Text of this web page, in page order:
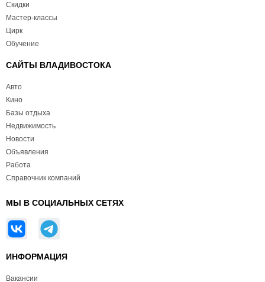
Скидки
Мастер-классы
Цирк
Обучение
САЙТЫ ВЛАДИВОСТОКА
Авто
Кино
Базы отдыха
Недвижимость
Новости
Объявления
Работа
Справочник компаний
МЫ В СОЦИАЛЬНЫХ СЕТЯХ
ИНФОРМАЦИЯ
Вакансии